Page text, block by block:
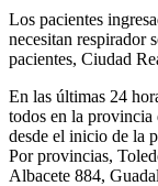
Los pacientes
necesitan respirador
pacientes, Ciudad
En las últimas 24
todos en la
desde el inicio de la
Por provincias,
Albacete 884,